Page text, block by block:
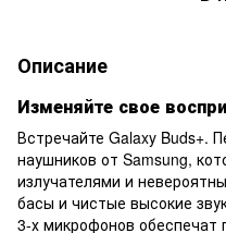
Описание
Изменяйте свое
Встречайте Galaxy Buds+.
наушников от Samsung,
излучателями и
басы и чистые высокие
3-х микрофонов